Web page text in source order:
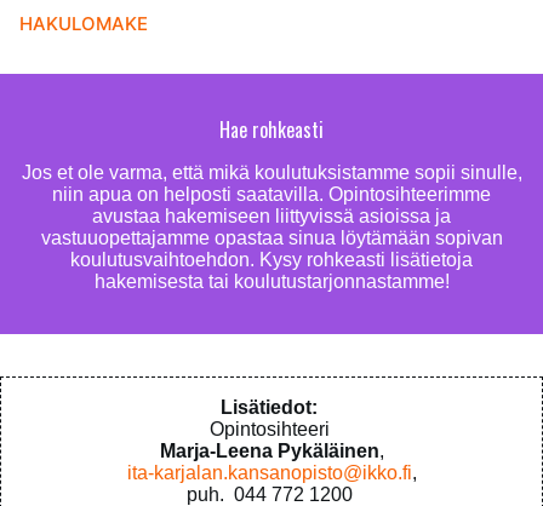
HAKULOMAKE
Hae rohkeasti
Jos et ole varma, että mikä koulutuksistamme sopii sinulle,
niin apua on helposti saatavilla. Opintosihteerimme
avustaa hakemiseen liittyvissä asioissa ja
vastuuopettajamme opastaa sinua löytämään sopivan
koulutusvaihtoehdon. Kysy rohkeasti lisätietoja
hakemisesta tai koulutustarjonnastamme!
Lisätiedot:
Opintosihteeri
Marja-Leena Pykäläinen,
ita-karjalan.kansanopisto@ikko.fi,
puh. 044 772 1200